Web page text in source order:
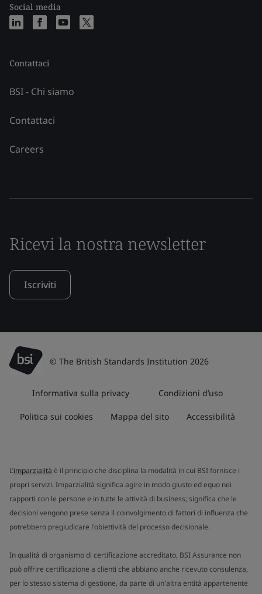
Social media
Contattaci
BSI - Chi siamo
Contattaci
Careers
Ricevi la nostra newsletter
Iscriviti
© The British Standards Institution 2026
Informativa sulla privacy Condizioni d’uso
Politica sui cookies Mappa del sito Accessibilità
L’imparzialità è il principio che disciplina la modalità in cui BSI fornisce i
propri servizi. Imparzialità significa agire in modo giusto ed equo nei
rapporti con le persone e in tutte le attività di business; significa che le
decisioni vengono prese senza il coinvolgimento di fattori di influenza che
potrebbero pregiudicare l'obiettività del processo decisionale.
In qualità di organismo di certificazione accreditato, BSI Assurance non
può offrire certificazione a clienti che abbiano anche ricevuto consulenza,
per lo stesso sistema di gestione, da parte di un'altra entità appartenente